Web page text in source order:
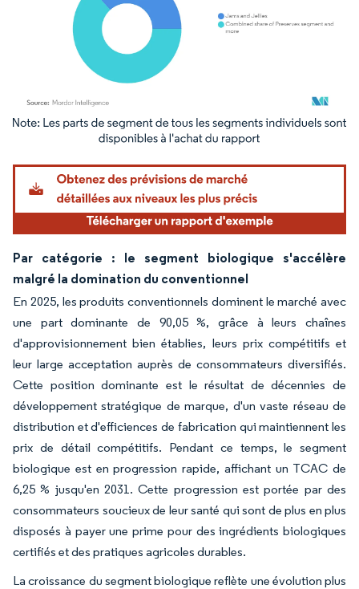
Image © Mordor Intelligence. La réutilisation nécessite une attribution sous CC BY
Par catégorie : le segment biologique s'accélère
malgré la domination du conventionnel
En 2025, les produits conventionnels dominent le marché avec
une part dominante de 90,05 %, grâce à leurs chaînes
d'approvisionnement bien établies, leurs prix compétitifs et
leur large acceptation auprès de consommateurs diversifiés.
Cette position dominante est le résultat de décennies de
développement stratégique de marque, d'un vaste réseau de
distribution et d'efficiences de fabrication qui maintiennent les
prix de détail compétitifs. Pendant ce temps, le segment
biologique est en progression rapide, affichant un TCAC de
6,25 % jusqu'en 2031. Cette progression est portée par des
consommateurs soucieux de leur santé qui sont de plus en plus
disposés à payer une prime pour des ingrédients biologiques
certifiés et des pratiques agricoles durables.
La croissance du segment biologique reflète une évolution plus